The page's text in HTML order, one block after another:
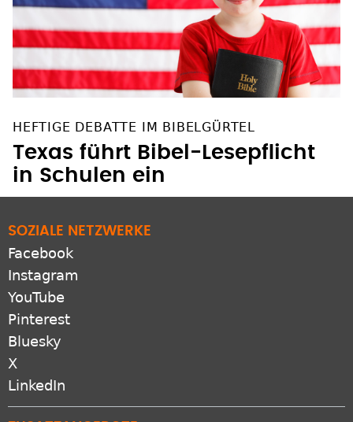
HEFTIGE DEBATTE IM BIBELGÜRTEL
Texas führt Bibel-Lesepflicht
in Schulen ein
SOZIALE NETZWERKE
Facebook
Instagram
YouTube
Pinterest
Bluesky
X
LinkedIn